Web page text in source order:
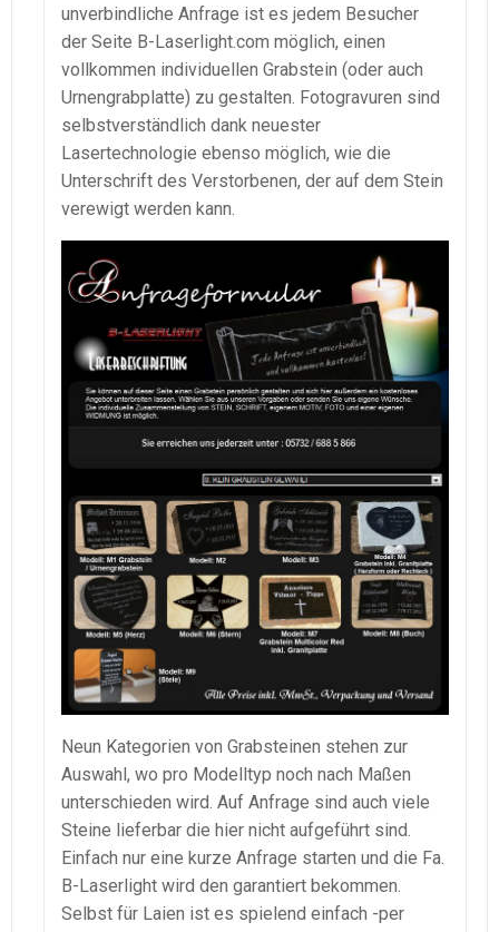
unverbindliche Anfrage ist es jedem Besucher
der Seite B-Laserlight.com möglich, einen
vollkommen individuellen Grabstein (oder auch
Urnengrabplatte) zu gestalten. Fotogravuren sind
selbstverständlich dank neuester
Lasertechnologie ebenso möglich, wie die
Unterschrift des Verstorbenen, der auf dem Stein
verewigt werden kann.
Neun Kategorien von Grabsteinen stehen zur
Auswahl, wo pro Modelltyp noch nach Maßen
unterschieden wird. Auf Anfrage sind auch viele
Steine lieferbar die hier nicht aufgeführt sind.
Einfach nur eine kurze Anfrage starten und die Fa.
B-Laserlight wird den garantiert bekommen.
Selbst für Laien ist es spielend einfach -per